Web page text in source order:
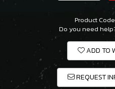
Product
Do you need
ADD TO
REQUEST